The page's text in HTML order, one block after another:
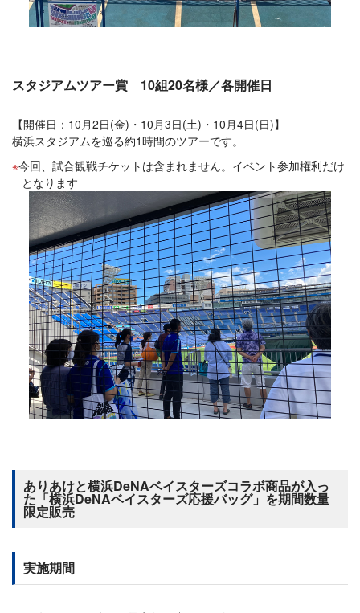
スタジアムツアー賞 10組20名様／各開催日
【開催日：10月2日(金)・10月3日(土)・10月4日(日)】
横浜スタジアムを巡る約1時間のツアーです。
今回、試合観戦チケットは含まれません。イベント参加権利だけ
となります
ありあけと横浜DeNAベイスターズコラボ商品が入っ
た「横浜DeNAベイスターズ応援バッグ」を期間数量
限定販売
実施期間